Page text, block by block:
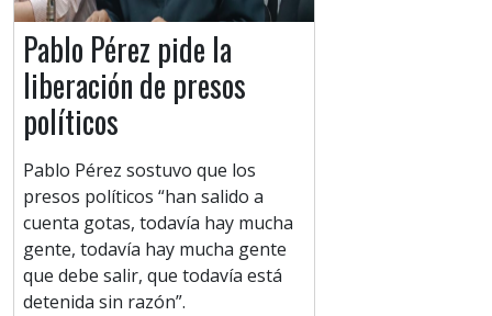
Pablo Pérez pide la
liberación de presos
políticos
Pablo Pérez sostuvo que los
presos políticos “han salido a
cuenta gotas, todavía hay mucha
gente, todavía hay mucha gente
que debe salir, que todavía está
detenida sin razón”.